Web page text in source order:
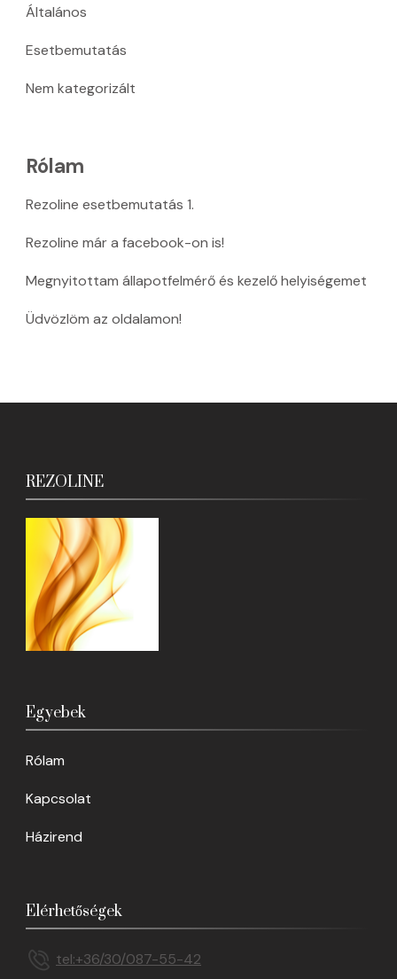
Általános
Esetbemutatás
Nem kategorizált
Rólam
Rezoline esetbemutatás 1.
Rezoline már a facebook-on is!
Megnyitottam állapotfelmérő és kezelő helyiségemet
Üdvözlöm az oldalamon!
REZOLINE
Egyebek
Rólam
Kapcsolat
Házirend
Elérhetőségek
tel:+36/30/087-55-42